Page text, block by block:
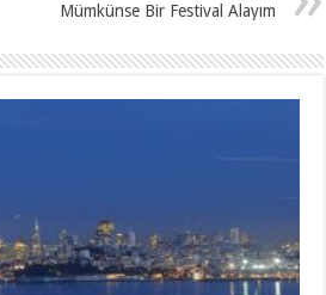
Mümkünse Bir Festival Alayım